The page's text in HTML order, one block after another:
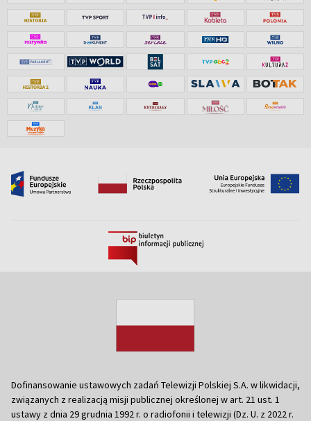
Dofinansowanie ustawowych zadań Telewizji Polskiej S.A. w likwidacji,
związanych z realizacją misji publicznej określonej w art. 21 ust. 1
ustawy z dnia 29 grudnia 1992 r. o radiofonii i telewizji (Dz. U. z 2022 r.